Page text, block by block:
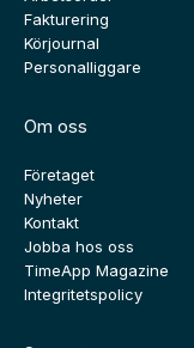
Fakturering
Körjournal
Personalliggare
Om oss
Företaget
Nyheter
Kontakt
Jobba hos oss
TimeApp Magazine
Integritetspolicy